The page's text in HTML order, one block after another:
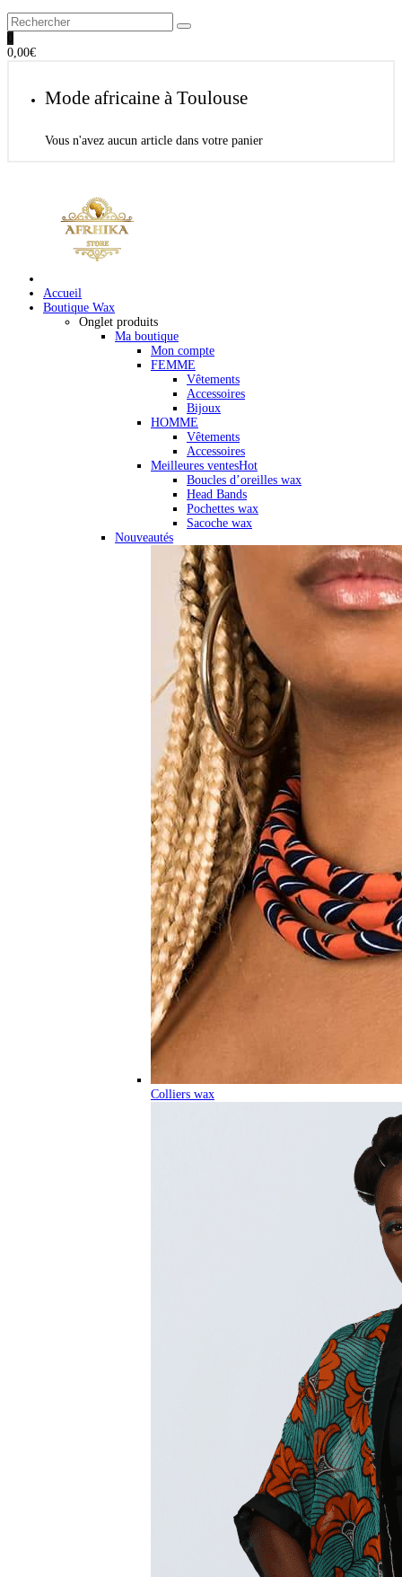
0
0,00€
Mode africaine à Toulouse
Vous n'avez aucun article dans votre panier
Accueil
Boutique Wax
Onglet produits
Ma boutique
Mon compte
FEMME
Vêtements
Accessoires
Bijoux
HOMME
Vêtements
Accessoires
Meilleures ventesHot
Boucles d’oreilles wax
Head Bands
Pochettes wax
Sacoche wax
Nouveautés
Colliers wax